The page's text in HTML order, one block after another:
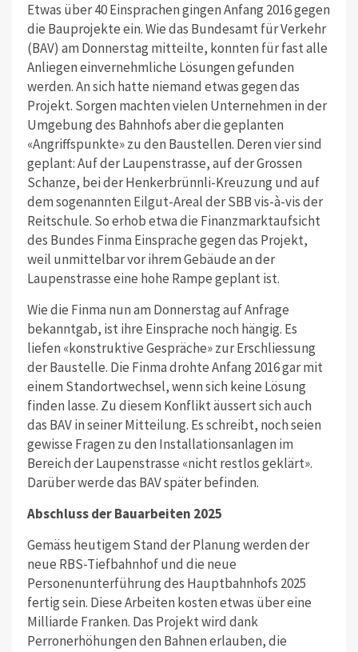
Etwas über 40 Einsprachen gingen Anfang 2016 gegen
die Bauprojekte ein. Wie das Bundesamt für Verkehr
(BAV) am Donnerstag mitteilte, konnten für fast alle
Anliegen einvernehmliche Lösungen gefunden
werden. An sich hatte niemand etwas gegen das
Projekt. Sorgen machten vielen Unternehmen in der
Umgebung des Bahnhofs aber die geplanten
«Angriffspunkte» zu den Baustellen. Deren vier sind
geplant: Auf der Laupenstrasse, auf der Grossen
Schanze, bei der Henkerbrünnli-Kreuzung und auf
dem sogenannten Eilgut-Areal der SBB vis-à-vis der
Reitschule. So erhob etwa die Finanzmarktaufsicht
des Bundes Finma Einsprache gegen das Projekt,
weil unmittelbar vor ihrem Gebäude an der
Laupenstrasse eine hohe Rampe geplant ist.
Wie die Finma nun am Donnerstag auf Anfrage
bekanntgab, ist ihre Einsprache noch hängig. Es
liefen «konstruktive Gespräche» zur Erschliessung
der Baustelle. Die Finma drohte Anfang 2016 gar mit
einem Standortwechsel, wenn sich keine Lösung
finden lasse. Zu diesem Konflikt äussert sich auch
das BAV in seiner Mitteilung. Es schreibt, noch seien
gewisse Fragen zu den Installationsanlagen im
Bereich der Laupenstrasse «nicht restlos geklärt».
Darüber werde das BAV später befinden.
Abschluss der Bauarbeiten 2025
Gemäss heutigem Stand der Planung werden der
neue RBS-Tiefbahnhof und die neue
Personenunterführung des Hauptbahnhofs 2025
fertig sein. Diese Arbeiten kosten etwas über eine
Milliarde Franken. Das Projekt wird dank
Perronerhöhungen den Bahnen erlauben, die